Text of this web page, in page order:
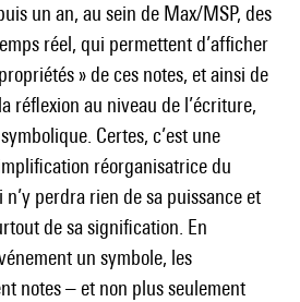
un an, au sein de Max/MSP, des
réel, qui permettent d’afficher
» de ces notes, et ainsi de
réflexion au niveau de l’écriture,
Certes, c’est une
réorganisatrice du
perdra rien de sa puissance et
de sa signification. En
un symbole, les
notes – et non plus seulement